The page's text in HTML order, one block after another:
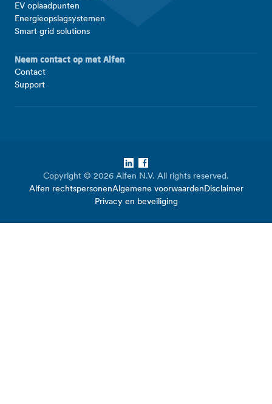
EV oplaadpunten
Energieopslagsystemen
Smart grid solutions
Neem contact op met Alfen
Contact
Support
Copyright © 2026 Alfen N.V. All rights reserved.
Alfen rechtspersonenAlgemene voorwaardenDisclaimer
Privacy en beveiliging
LinkedIn